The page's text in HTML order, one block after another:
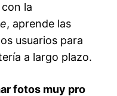
la
, aprende las
usuarios para
a largo plazo.
fotos muy pro